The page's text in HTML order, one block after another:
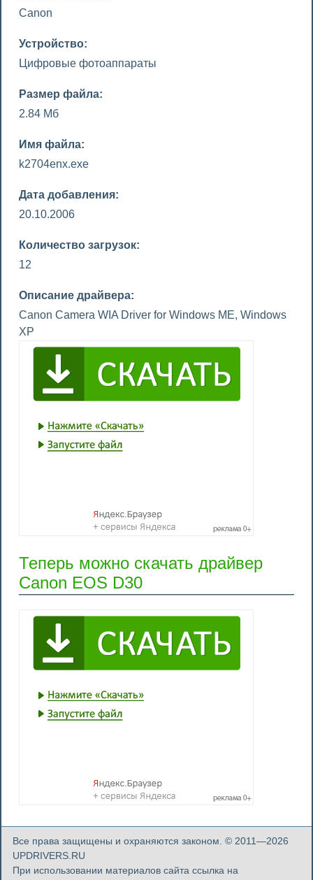
Canon
Устройство:
Цифровые фотоаппараты
Размер файла:
2.84 Мб
Имя файла:
k2704enx.exe
Дата добавления:
20.10.2006
Количество загрузок:
12
Описание драйвера:
Canon Camera WIA Driver for Windows ME, Windows
XP
Теперь можно скачать драйвер
Canon EOS D30
Все права защищены и охраняются законом. © 2011—2026
UPDRIVERS.RU
При использовании материалов сайта ссылка на